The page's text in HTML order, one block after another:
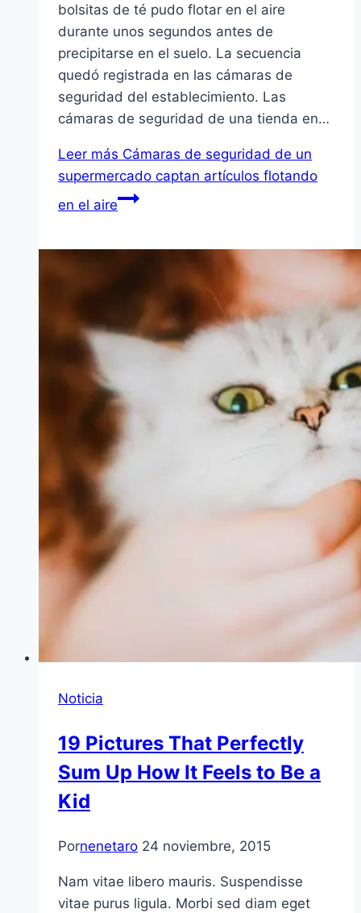
bolsitas de té pudo flotar en el aire
durante unos segundos antes de
precipitarse en el suelo. La secuencia
quedó registrada en las cámaras de
seguridad del establecimiento. Las
cámaras de seguridad de una tienda en…
Leer más Cámaras de seguridad de un
supermercado captan artículos flotando
en el aire
Noticia
19 Pictures That Perfectly
Sum Up How It Feels to Be a
Kid
Pornenetaro 24 noviembre, 2015
Nam vitae libero mauris. Suspendisse
vitae purus ligula. Morbi sed diam eget